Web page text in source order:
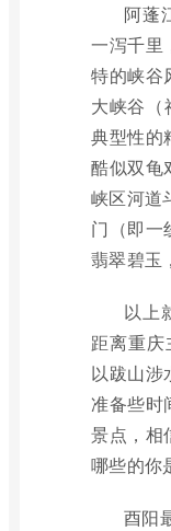
阿蓬
一泻千里
特的峡谷
大峡谷（
典型性的
酷似双龟
峡区河道
门（即一
翡翠碧玉
以上
距离重
以跋山涉
准备些时
景点，相
哪些的你
酉阳